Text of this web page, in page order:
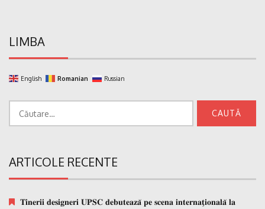
LIMBA
English Romanian Russian
după:
ARTICOLE RECENTE
𝐓𝐢𝐧𝐞𝐫𝐢𝐢 𝐝𝐞𝐬𝐢𝐠𝐧𝐞𝐫𝐢 𝐔𝐏𝐒𝐂 𝐝𝐞𝐛𝐮𝐭𝐞𝐚𝐳𝐚̆ 𝐩𝐞 𝐬𝐜𝐞𝐧𝐚 𝐢𝐧𝐭𝐞𝐫𝐧𝐚𝐭̗𝐢𝐨𝐧𝐚𝐥𝐚̆ 𝐥𝐚